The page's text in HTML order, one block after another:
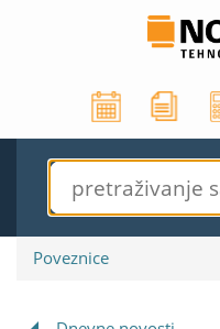
Poveznice